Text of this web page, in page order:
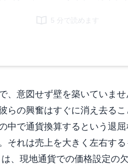
5 分で読めます
、意図せず壁を築いていま
らの興奮はすぐに消え去る
中で通貨換算するという退屈
それは売上を大きく左右す
、現地通貨での価格設定の